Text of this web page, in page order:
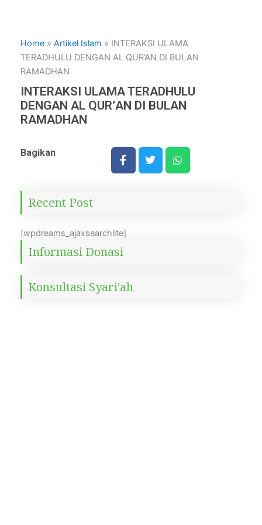
Home» Artikel Islam » INTERAKSI ULAMA
TERADHULU DENGAN AL QUR’AN DI BULAN
RAMADHAN
INTERAKSI ULAMA TERADHULU
DENGAN AL QUR’AN DI BULAN
RAMADHAN
Bagikan
Recent Post
[wpdreams_ajaxsearchlite]
Informasi Donasi
Konsultasi Syari'ah